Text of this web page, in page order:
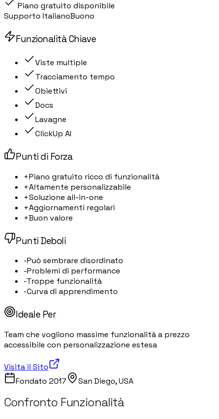
Piano gratuito disponibile
Supporto ItalianoBuono
Funzionalità Chiave
Viste multiple
Tracciamento tempo
Obiettivi
Docs
Lavagne
ClickUp AI
Punti di Forza
+Piano gratuito ricco di funzionalità
+Altamente personalizzabile
+Soluzione all-in-one
+Aggiornamenti regolari
+Buon valore
Punti Deboli
-Può sembrare disordinato
-Problemi di performance
-Troppe funzionalità
-Curva di apprendimento
Ideale Per
Team che vogliono massime funzionalità a prezzo
accessibile con personalizzazione estesa
Visita il Sito
Fondato 2017 San Diego, USA
Confronto Funzionalità